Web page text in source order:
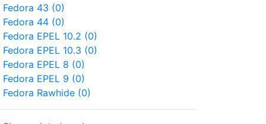
Fedora 43 (0)
Fedora 44 (0)
Fedora EPEL 10.2 (0)
Fedora EPEL 10.3 (0)
Fedora EPEL 8 (0)
Fedora EPEL 9 (0)
Fedora Rawhide (0)